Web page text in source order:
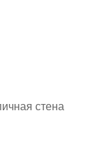
стена